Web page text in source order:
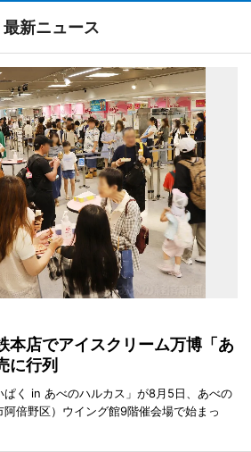
最新ニュース
本店でアイスクリーム万博「あ
に行列
ぱく in あべのハルカス」が8月5日、あべの
倍野区）ウイング館9階催会場で始まっ